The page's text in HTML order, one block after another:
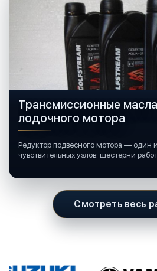
Трансмиссионные
лодочного мотора
Редуктор подвесного мотора — один
чувствительных узлов: шестерни
Смотреть весь